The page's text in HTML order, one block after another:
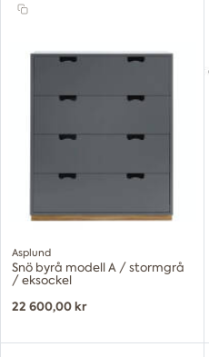
Asplund
Snö byrå modell A / stormgrå
/ eksockel
22 600,00 kr